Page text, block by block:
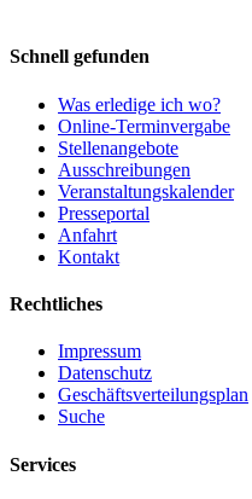
Schnell gefunden
Was erledige ich wo?
Online-Terminvergabe
Stellenangebote
Ausschreibungen
Veranstaltungskalender
Presseportal
Anfahrt
Kontakt
Rechtliches
Impressum
Datenschutz
Geschäftsverteilungsplan
Suche
Services